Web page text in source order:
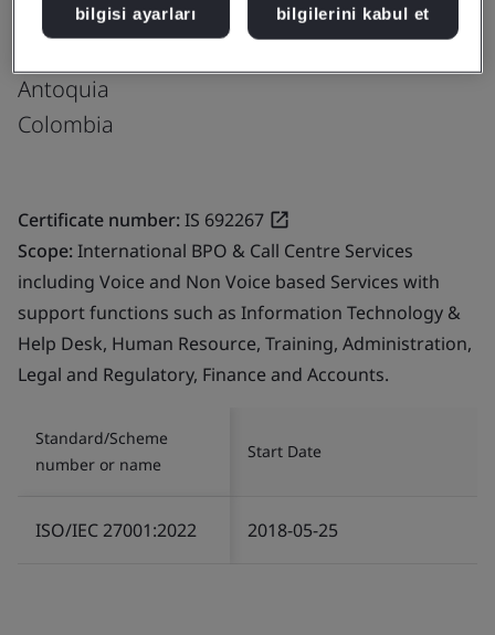
Ed. Vicente Uribe Rendón.,
Antoquia
Colombia
Certificate number:IS 692267
Scope:International BPO & Call Centre Services
including Voice and Non Voice based Services with
support functions such as Information Technology &
Help Desk, Human Resource, Training, Administration,
Legal and Regulatory, Finance and Accounts.
Standard/Scheme
number or name
Start Date
ISO/IEC 27001:2022 2018-05-25
bilgisi ayarları
bilgilerini kabul et